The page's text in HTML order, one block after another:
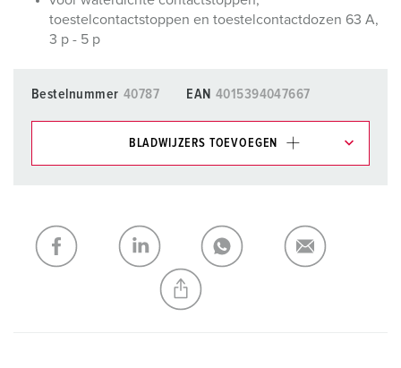
toestelcontactstoppen en toestelcontactdozen 63 A,
3 p - 5 p
Bestelnummer 40787 EAN 4015394047667
BLADWIJZERS TOEVOEGEN
Mijn lijst TOEVOEGEN
NIEUW LIJST MAKEN